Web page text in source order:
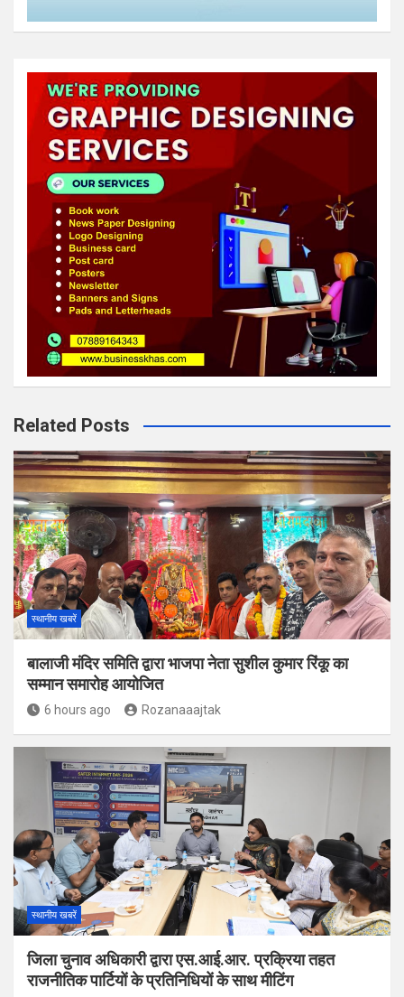
Related Posts
स्थानीय खबरें
बालाजी मंदिर समिति द्वारा भाजपा नेता सुशील कुमार रिंकू का
सम्मान समारोह आयोजित
6 hours ago Rozanaaajtak
स्थानीय खबरें
जिला चुनाव अधिकारी द्वारा एस.आई.आर. प्रक्रिया तहत
राजनीतिक पार्टियों के प्रतिनिधियों के साथ मीटिंग